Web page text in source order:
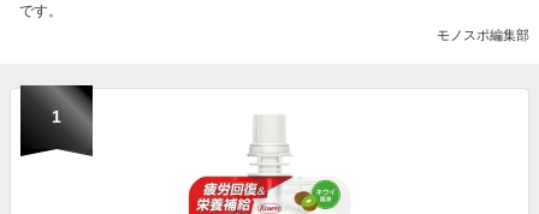
です。
モノスポ編集部
1